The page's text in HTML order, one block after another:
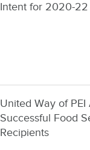
Intent for 2020-22
United Way of
Successful Food
Recipients